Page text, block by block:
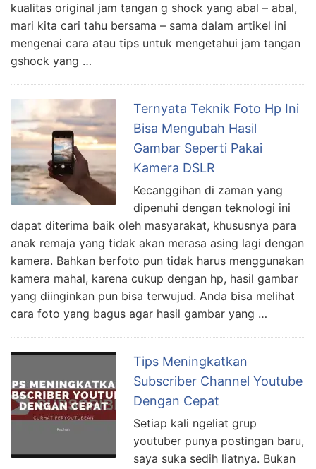
kualitas original jam tangan g shock yang abal – abal,
mari kita cari tahu bersama – sama dalam artikel ini
mengenai cara atau tips untuk mengetahui jam tangan
gshock yang …
Ternyata Teknik Foto Hp Ini
Bisa Mengubah Hasil
Gambar Seperti Pakai
Kamera DSLR
Kecanggihan di zaman yang
dipenuhi dengan teknologi ini
dapat diterima baik oleh masyarakat, khususnya para
anak remaja yang tidak akan merasa asing lagi dengan
kamera. Bahkan berfoto pun tidak harus menggunakan
kamera mahal, karena cukup dengan hp, hasil gambar
yang diinginkan pun bisa terwujud. Anda bisa melihat
cara foto yang bagus agar hasil gambar yang …
Tips Meningkatkan
Subscriber Channel Youtube
Dengan Cepat
Setiap kali ngeliat grup
youtuber punya postingan baru,
saya suka sedih liatnya. Bukan